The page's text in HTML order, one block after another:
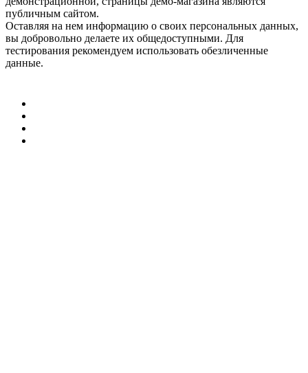
публичным сайтом.
Оставляя на нем информацию о своих персональных данных,
вы добровольно делаете их общедоступными. Для
тестирования рекомендуем использовать обезличенные
данные.